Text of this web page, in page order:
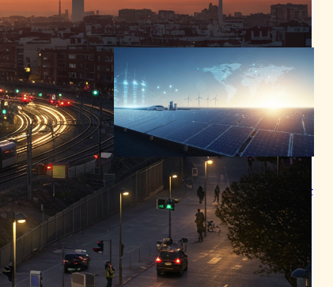
サイバーセキュリティニュース
2025年5月26日6:44
IEA Global Energy Review
2026、太陽光PVが史上初──
世界エネルギー需要増の25%
超を担う
インフラニュース｜
エネルギー技術ニュース｜
サステナブルニュース｜
テクノロジーと経済ニュース